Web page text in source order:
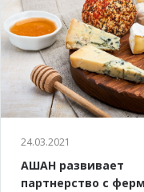
24.03.2021
АШАН развивает
партнерство с